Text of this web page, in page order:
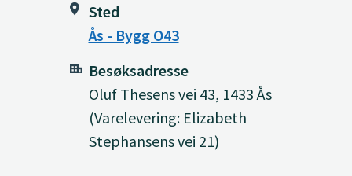
Sted
Ås - Bygg O43
Besøksadresse
Oluf Thesens vei 43, 1433 Ås
(Varelevering: Elizabeth
Stephansens vei 21)